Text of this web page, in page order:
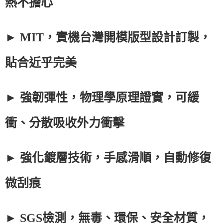
熱不擔心
► MIT，實機台灣開模版型設計訂製，
貼合近乎完美
► 強韌彈性，物理學原理證實，可緩
衝、分散吸收外力衝擊
► 強化鍍層技術，手感滑順，自動修復
微刮痕
► SGS檢測，無毒、環保、安全材質，